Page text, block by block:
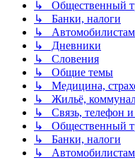
↳ Общественный
↳ Банки, налоги
↳ Автомобилистам
↳ Дневники
↳ Словения
↳ Общие темы
↳ Медицина,
↳ Жильё,
↳ Связь, телефон и
↳ Общественный
↳ Банки, налоги
↳ Автомобилистам